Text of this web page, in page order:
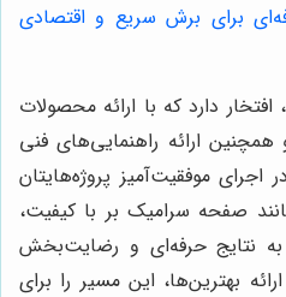
برای برش سریع و اقتصادی
افتخار دارد که با ارائه محصولات
ارائه راهنمایی‌های فنی
اجرای موفقیت‌آمیز پروژه‌هایتان
صفحه سرامیک بر با کیفیت،
نتایج حرفه‌ای و رضایت‌بخش
بهترین‌ها، این مسیر را برای